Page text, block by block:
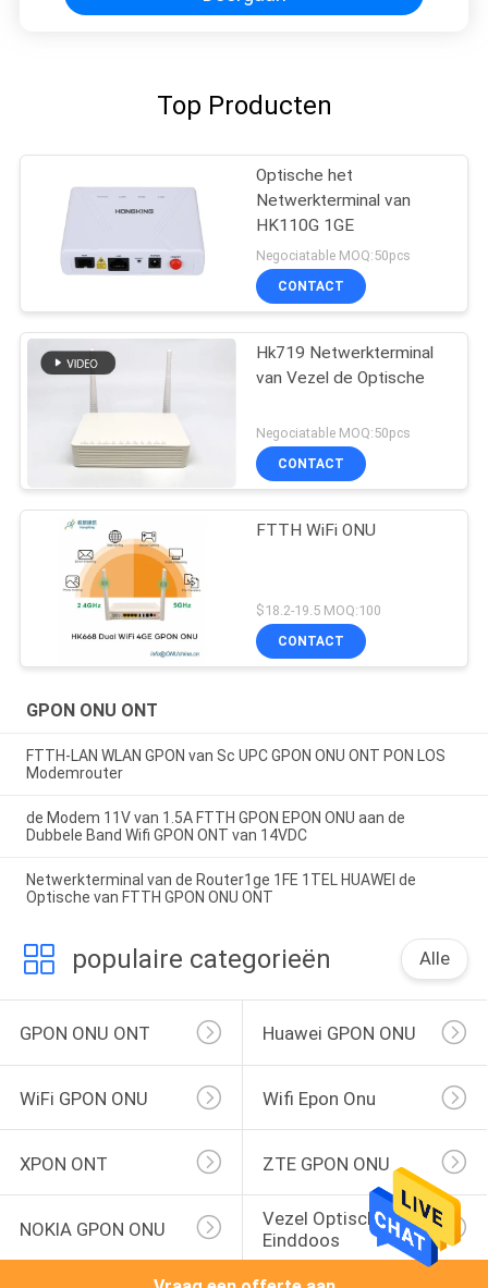
Top Producten
Optische het
Netwerkterminal van
HK110G 1GE
Negociatable MOQ:50pcs
CONTACT
Hk719 Netwerkterminal
van Vezel de Optische
Negociatable MOQ:50pcs
CONTACT
FTTH WiFi ONU
$18.2-19.5 MOQ:100
CONTACT
GPON ONU ONT
FTTH-LAN WLAN GPON van Sc UPC GPON ONU ONT PON LOS
Modemrouter
de Modem 11V van 1.5A FTTH GPON EPON ONU aan de
Dubbele Band Wifi GPON ONT van 14VDC
Netwerkterminal van de Router1ge 1FE 1TEL HUAWEI de
Optische van FTTH GPON ONU ONT
populaire categorieën Alle
GPON ONU ONT Huawei GPON ONU
WiFi GPON ONU Wifi Epon Onu
XPON ONT ZTE GPON ONU
NOKIA GPON ONU
Vezel Optische
Einddoos